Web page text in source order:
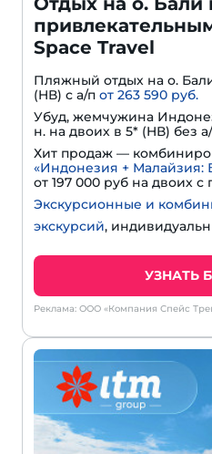
Space Travel
Пляжный отдых на о.
(HВ) с а/п от 263 590 руб.
Убуд, жемчужина
н. на двоих в 5* (HВ) без
Хит продаж —
«Индонезия + Малайзия:
от 197 000 руб на двоих с
Экскурсионные и
экскурсий,
УЗНАТЬ
Реклама: ООО «Компания Спейс